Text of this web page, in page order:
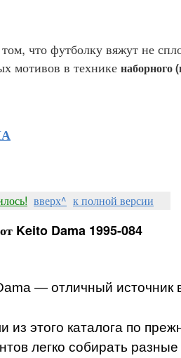
что футболку вяжут не
мотивов в технике наборного
вверх^ к полной версии
Keito Dama 1995-084
— отличный источник
из этого каталога по
легко собирать